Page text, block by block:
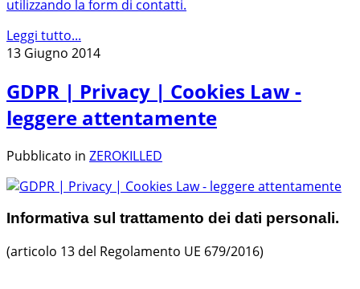
utilizzando la form di contatti.
Leggi tutto...
13 Giugno 2014
GDPR | Privacy | Cookies Law -
leggere attentamente
Pubblicato in ZEROKILLED
Informativa sul trattamento dei dati personali.
(articolo 13 del Regolamento UE 679/2016)